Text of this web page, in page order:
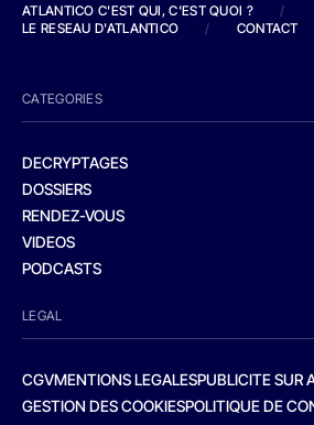
ATLANTICO C'EST QUI, C'EST QUOI ?
/
LE RESEAU D'ATLANTICO
/ CONTACT
CATEGORIES
DECRYPTAGES
DOSSIERS
RENDEZ-VOUS
VIDEOS
PODCASTS
LEGAL
CGVMENTIONS LEGALESPUBLICITE SUR
GESTION DES COOKIESPOLITIQUE DE